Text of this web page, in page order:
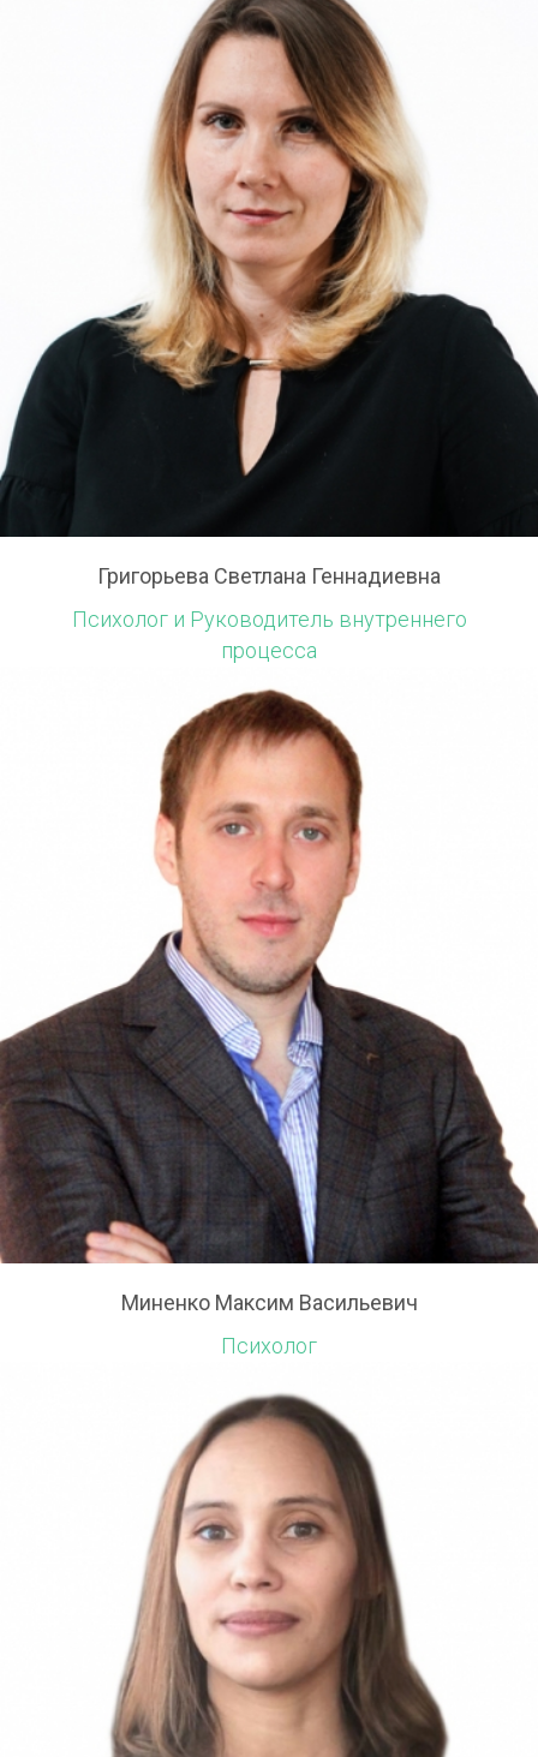
Григорьева Светлана Геннадиевна
Психолог и Руководитель внутреннего
процесса
Миненко Максим Васильевич
Психолог